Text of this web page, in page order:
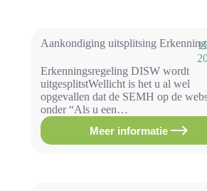
1
2026
Aankondiging uitsplitsing
Erkenningsregeling DISW wordt
uitgesplitstWellicht is het u al wel
opgevallen dat de SEMH op de
onder “Als u een…
Meer informatieAankondiging
uitsplitsing